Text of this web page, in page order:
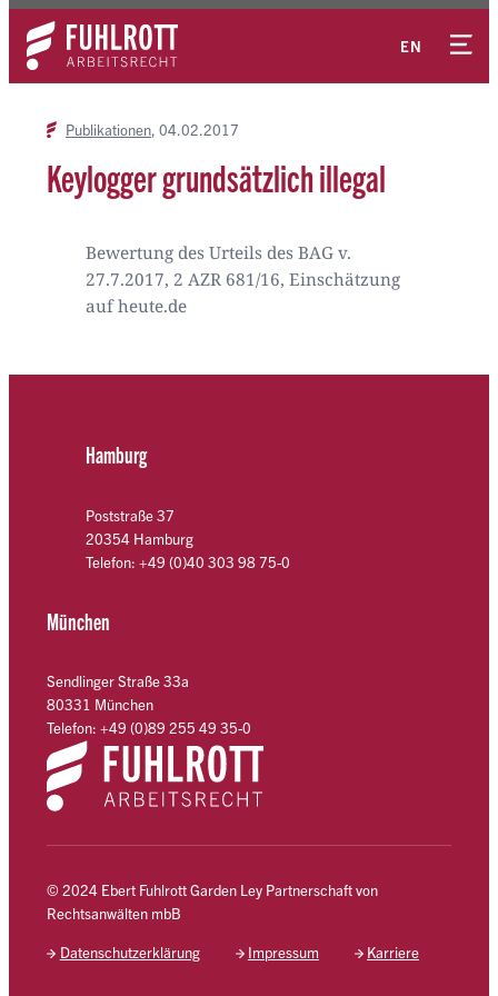
Zum
Inhalt
springen
EN
Kontakt
Publikationen 04.02.2017
Keylogger grundsätzlich illegal
Bewertung des Urteils des BAG v.
27.7.2017, 2 AZR 681/16, Einschätzung
auf heute.de
Hamburg
Poststraße 37
20354 Hamburg
Telefon: +49 (0)40 303 98 75-0
München
Sendlinger Straße 33a
80331 München
Telefon: +49 (0)89 255 49 35-0
© 2024 Ebert Fuhlrott Garden Ley Partnerschaft von
Rechtsanwälten mbB
Datenschutzerklärung Impressum Karriere